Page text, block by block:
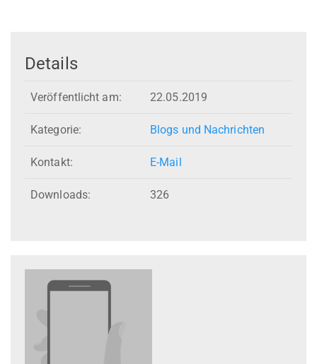
Details
Veröffentlicht am: 22.05.2019
Kategorie: Blogs und Nachrichten
Kontakt: E-Mail
Downloads: 326